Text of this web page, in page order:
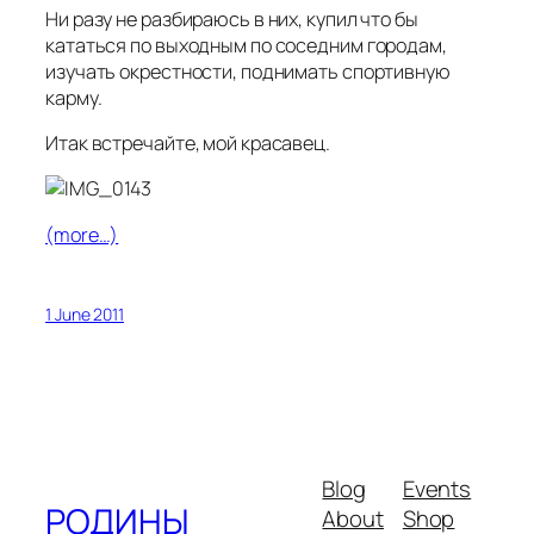
Ни разу не разбираюсь в них, купил что бы
кататься по выходным по соседним городам,
изучать окрестности, поднимать спортивную
карму.
Итак встречайте, мой красавец.
(more…)
1 June 2011
РОДИНЫ
Blog
About
Events
Shop